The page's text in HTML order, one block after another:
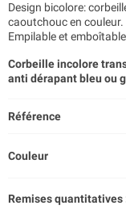
Design bicolore:
caoutchouc en couleur.
Empilable et
Corbeille incolore
anti dérapant bleu ou
Référence
Couleur
Remises quantitatives